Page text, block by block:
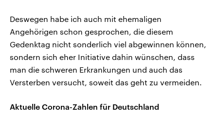
Deswegen habe ich auch mit ehemaligen
Angehörigen schon gesprochen, die diesem
Gedenktag nicht sonderlich viel abgewinnen können,
sondern sich eher Initiative dahin wünschen, dass
man die schweren Erkrankungen und auch das
Versterben versucht, soweit das geht zu vermeiden.
Aktuelle Corona-Zahlen für Deutschland